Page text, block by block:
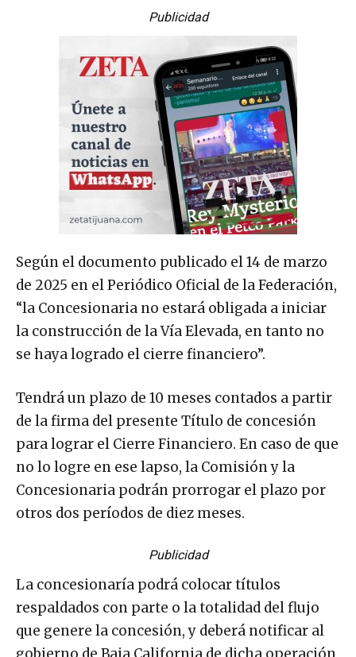
Publicidad
Según el documento publicado el 14 de marzo
de 2025 en el Periódico Oficial de la Federación,
“la Concesionaria no estará obligada a iniciar
la construcción de la Vía Elevada, en tanto no
se haya logrado el cierre financiero”.
Tendrá un plazo de 10 meses contados a partir
de la firma del presente Título de concesión
para lograr el Cierre Financiero. En caso de que
no lo logre en ese lapso, la Comisión y la
Concesionaria podrán prorrogar el plazo por
otros dos períodos de diez meses.
Publicidad
La concesionaría podrá colocar títulos
respaldados con parte o la totalidad del flujo
que genere la concesión, y deberá notificar al